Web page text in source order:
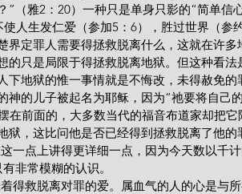
”（雅2：20）一种只是单身只影的“简单信
使人生发仁爱（参加5：6），胜过世界（参
界定罪人需要得拯救脱离什么，这就在许
的只是局限于得拯救脱离地狱。但这种看
下地狱的惟一事情就是不悔改，未得赦免
神的儿子被起名为耶稣，因为“祂要将自己
在前面的，大多数当代的福音布道家却把
狱，这比问他是否已经得到拯救脱离了他的
一点上讲得更详细一点，因为今天数以千
非常模糊的认识。
得救脱离对罪的爱。属血气的人的心是与